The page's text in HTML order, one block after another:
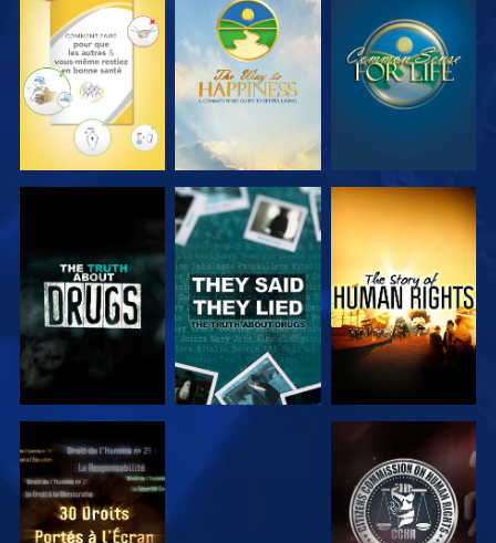
REGARDER REGARDER REGARDER
REGARDER REGARDER
REGARDER REGARDER